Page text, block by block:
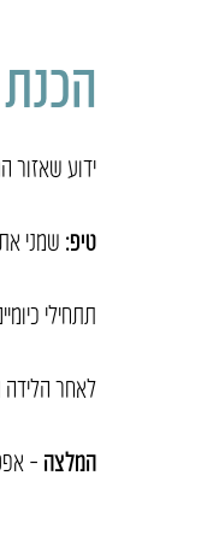
ידוע שאזור
טיפ: שמני
תתחילי
לאחר הלידה
המלצה –